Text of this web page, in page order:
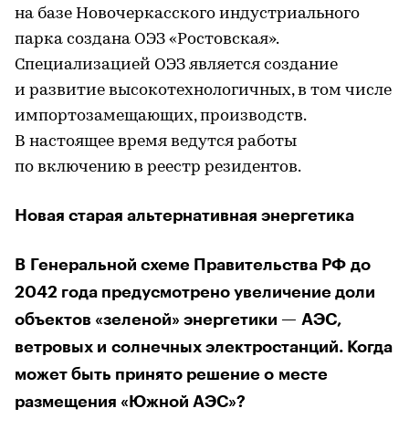
на базе Новочеркасского индустриального
парка создана ОЭЗ «Ростовская».
Специализацией ОЭЗ является создание
и развитие высокотехнологичных, в том числе
импортозамещающих, производств.
В настоящее время ведутся работы
по включению в реестр резидентов.
Новая старая альтернативная энергетика
В Генеральной схеме Правительства РФ до
2042 года предусмотрено увеличение доли
объектов «зеленой» энергетики — АЭС,
ветровых и солнечных электростанций. Когда
может быть принято решение о месте
размещения «Южной АЭС»?